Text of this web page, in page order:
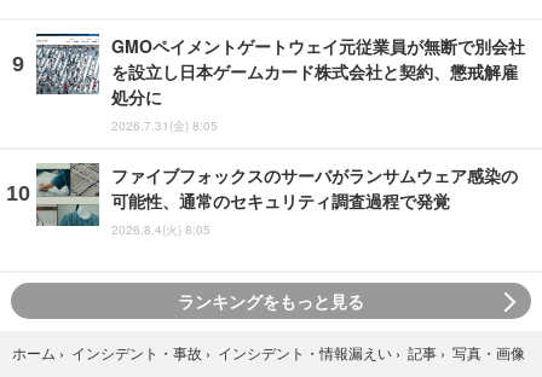
GMOペイメントゲートウェイ元従業員が無断で別会社
を設立し日本ゲームカード株式会社と契約、懲戒解雇
処分に
2026.7.31(金) 8:05
ファイブフォックスのサーバがランサムウェア感染の
可能性、通常のセキュリティ調査過程で発覚
2026.8.4(火) 8:05
ランキングをもっと見る
ホーム › インシデント・事故 › インシデント・情報漏えい › 記事 › 写真・画像